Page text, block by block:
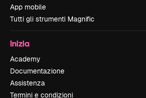
App mobile
Tutti gli strumenti Magnific
Inizia
Academy
Documentazione
Assistenza
Termini e condizioni